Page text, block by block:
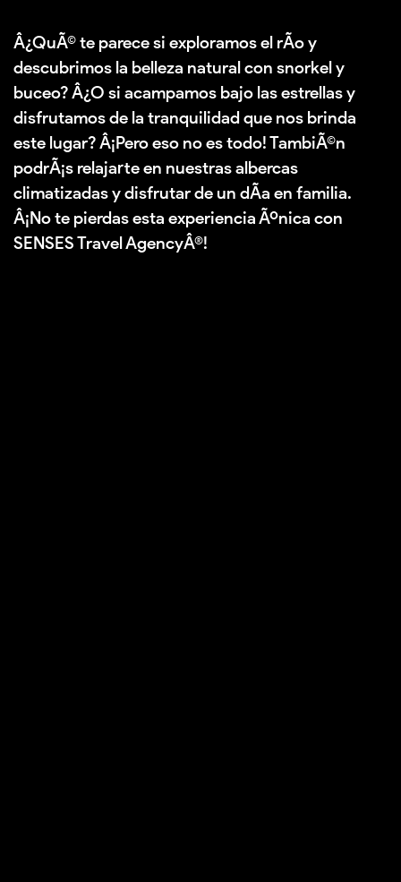
Â¿QuÃ© te parece si exploramos el rÃ­o y
descubrimos la belleza natural con snorkel y
buceo? Â¿O si acampamos bajo las estrellas y
disfrutamos de la tranquilidad que nos brinda
este lugar? Â¡Pero eso no es todo! TambiÃ©n
podrÃ¡s relajarte en nuestras albercas
climatizadas y disfrutar de un dÃ­a en familia.
Â¡No te pierdas esta experiencia Ãºnica con
SENSES Travel AgencyÂ®!